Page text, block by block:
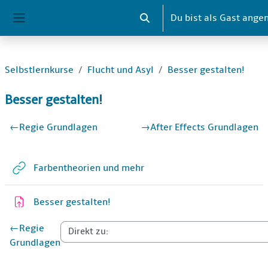
Sucheingabe umschalten
Du bist als Gast
Selbstlernkurse Flucht und Asyl Besser gestalten!
Besser gestalten!
Abschnittsübersicht
←Regie Grundlagen →After Effects Grundlagen
Farbentheorien und mehrWeblink
Besser gestalten!
←Regie
Grundlagen